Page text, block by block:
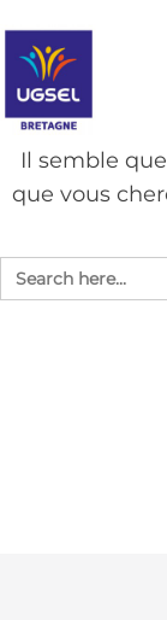
au
contenu
Il semble
que vous